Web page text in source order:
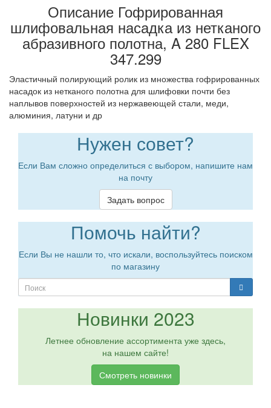
Описание Гофрированная
шлифовальная насадка из нетканого
абразивного полотна, A 280 FLEX
347.299
Эластичный полирующий ролик из множества гофрированных
насадок из нетканого полотна для шлифовки почти без
наплывов поверхностей из нержавеющей стали, меди,
алюминия, латуни и др
Нужен совет?
Если Вам сложно определиться с выбором, напишите нам
на почту
Задать вопрос
Помочь найти?
Если Вы не нашли то, что искали, воспользуйтесь поиском
по магазину
Новинки 2023
Летнее обновление ассортимента уже здесь,
на нашем сайте!
Смотреть новинки